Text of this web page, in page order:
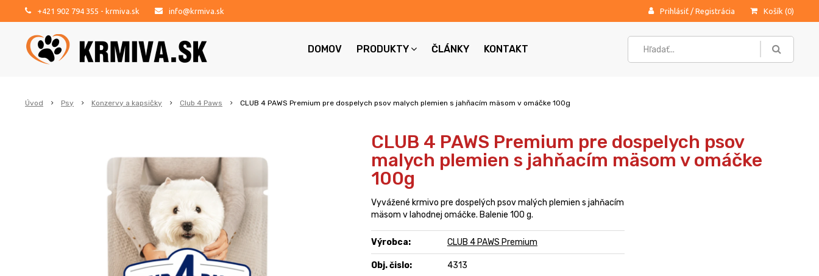
+421 902 794 355 - krmiva.sk info@krmiva.sk Prihlásiť / Registrácia Košík (0)
DOMOV PRODUKTY ČLÁNKY KONTAKT
Úvod Psy Konzervy a kapsičky Club 4 Paws CLUB 4 PAWS Premium pre dospelych psov malych plemien s jahňacím mäsom v omáčke 100g
CLUB 4 PAWS Premium pre dospelych psov
malych plemien s jahňacím mäsom v omáčke
100g
Vyvážené krmivo pre dospelých psov malých plemien s jahňacím
mäsom v lahodnej omáčke. Balenie 100 g.
Výrobca: CLUB 4 PAWS Premium
Obj. čislo: 4313